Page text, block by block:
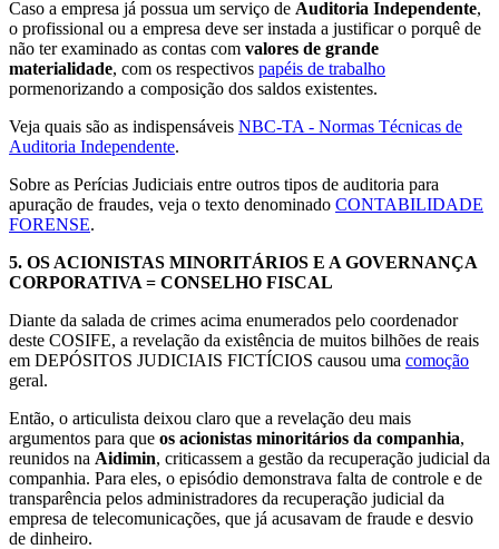
Caso a empresa já possua um serviço de Auditoria Independente,
o profissional ou a empresa deve ser instada a justificar o porquê de
não ter examinado as contas com valores de grande
materialidade, com os respectivos papéis de trabalho
pormenorizando a composição dos saldos existentes.
Veja quais são as indispensáveis NBC-TA - Normas Técnicas de
Auditoria Independente.
Sobre as Perícias Judiciais entre outros tipos de auditoria para
apuração de fraudes, veja o texto denominado CONTABILIDADE
FORENSE.
5. OS ACIONISTAS MINORITÁRIOS E A GOVERNANÇA
CORPORATIVA = CONSELHO FISCAL
Diante da salada de crimes acima enumerados pelo coordenador
deste COSIFE, a revelação da existência de muitos bilhões de reais
em DEPÓSITOS JUDICIAIS FICTÍCIOS causou uma comoção
geral.
Então, o articulista deixou claro que a revelação deu mais
argumentos para que os acionistas minoritários da companhia,
reunidos na Aidimin, criticassem a gestão da recuperação judicial da
companhia. Para eles, o episódio demonstrava falta de controle e de
transparência pelos administradores da recuperação judicial da
empresa de telecomunicações, que já acusavam de fraude e desvio
de dinheiro.